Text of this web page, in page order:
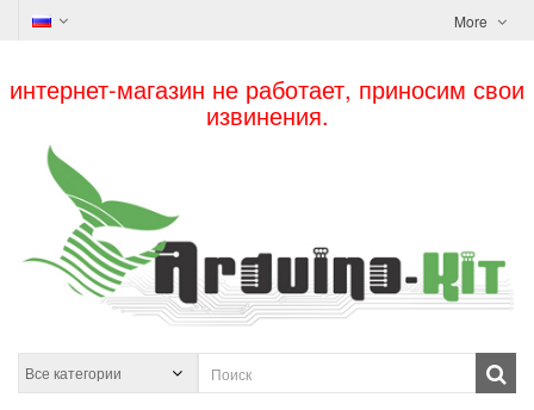
More
интернет-магазин не работает, приносим свои
извинения.